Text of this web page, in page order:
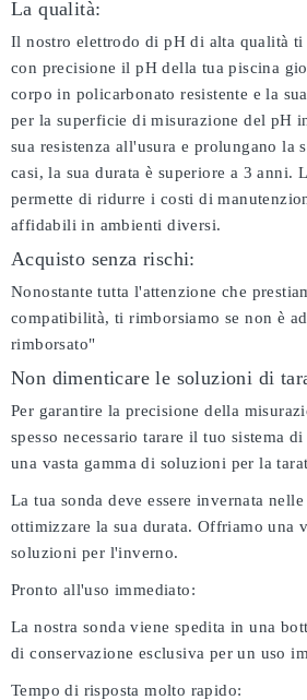
La qualità:
Il nostro elettrodo di pH di alta qualità ti
con precisione il pH della tua piscina
corpo in policarbonato resistente e la
per la superficie di misurazione del pH
sua resistenza all'usura e prolungano la
casi, la sua durata è superiore a 3 anni.
permette di ridurre i costi di
affidabili in ambienti diversi.
Acquisto senza rischi:
Nonostante tutta l'attenzione che
compatibilità, ti rimborsiamo se non è
rimborsato"
Non dimenticare le soluzioni di
Per garantire la precisione della
spesso necessario tarare il tuo sistema
una vasta gamma di soluzioni per la
La tua sonda deve essere invernata
ottimizzare la sua durata. Offriamo una
soluzioni per l'inverno.
Pronto all'uso immediato:
La nostra sonda viene spedita in una
di conservazione esclusiva per un uso
Tempo di risposta molto rapido: